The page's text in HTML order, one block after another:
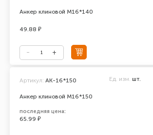
Анкер клиновой М16*140
49.88 ₽
Анкер клиновой М16*150
Артикул: АК-16*150 Ед. изм. шт.
последняя цена:
65.99 ₽